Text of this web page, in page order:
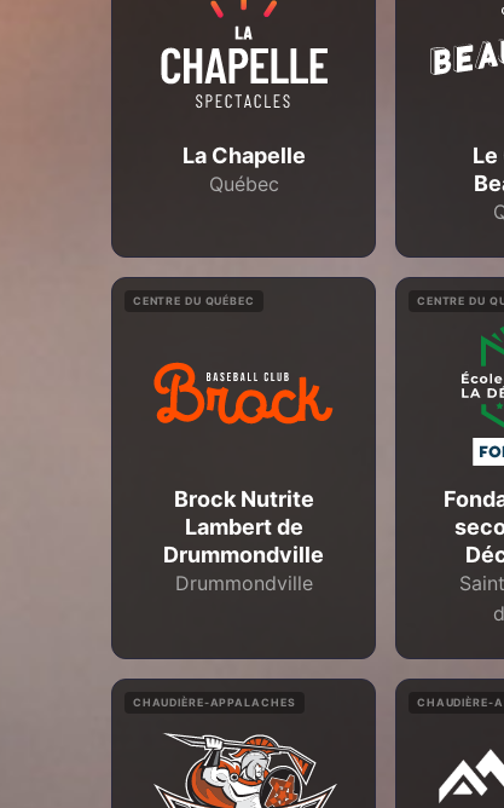
La Chapelle
Québec
Le
CENTRE DU QUÉBEC
Brock Nutrite
Lambert de
Drummondville
Drummondville
CENTRE DU
CHAUDIÈRE-APPALACHES CHAUDIÈRE-